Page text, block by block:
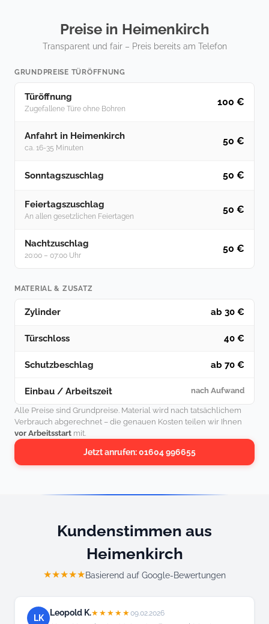
Preise in Heimenkirch
Transparent und fair – Preis bereits am Telefon
GRUNDPREISE TÜRÖFFNUNG
Türöffnung
Zugefallene Türe ohne Bohren
100 €
Anfahrt in Heimenkirch
ca. 16-35 Minuten
50 €
Sonntagszuschlag 50 €
Feiertagszuschlag
An allen gesetzlichen Feiertagen
50 €
Nachtzuschlag
20:00 – 07:00 Uhr
50 €
MATERIAL & ZUSATZ
Zylinder ab 30 €
Türschloss 40 €
Schutzbeschlag ab 70 €
Einbau / Arbeitszeit nach Aufwand
Alle Preise sind Grundpreise. Material wird nach tatsächlichem
Verbrauch abgerechnet – die genauen Kosten teilen wir Ihnen
vor Arbeitsstart mit.
Jetzt anrufen: 01604 996655
Kundenstimmen aus
Heimenkirch
★★★★★Basierend auf Google-Bewertungen
LK
Leopold K.★★★★★09.02.2026